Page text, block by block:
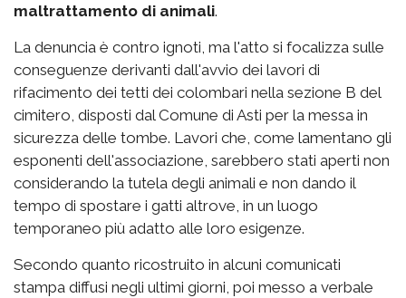
maltrattamento di animali.
La denuncia è contro ignoti, ma l'atto si focalizza sulle
conseguenze derivanti dall'avvio dei lavori di
rifacimento dei tetti dei colombari nella sezione B del
cimitero, disposti dal Comune di Asti per la messa in
sicurezza delle tombe. Lavori che, come lamentano gli
esponenti dell'associazione, sarebbero stati aperti non
considerando la tutela degli animali e non dando il
tempo di spostare i gatti altrove, in un luogo
temporaneo più adatto alle loro esigenze.
Secondo quanto ricostruito in alcuni comunicati
stampa diffusi negli ultimi giorni, poi messo a verbale